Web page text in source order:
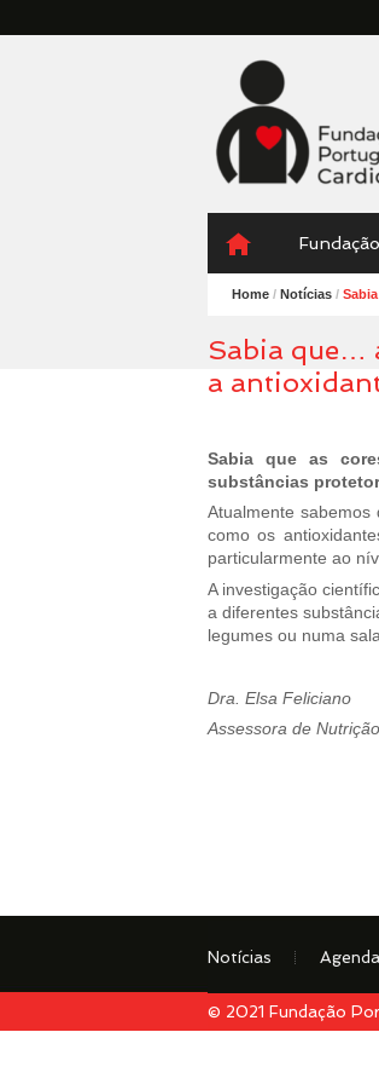
Menu
content
Fundação
Home / Notícias /
Sabia que…
a
Sabia que as
substâncias
Atualmente sabemos
como os
particularmente ao
A investigação
a diferentes
legumes ou numa
Dra. Elsa Feliciano
Assessora de
Notícias Agenda
© 2021 Fundação